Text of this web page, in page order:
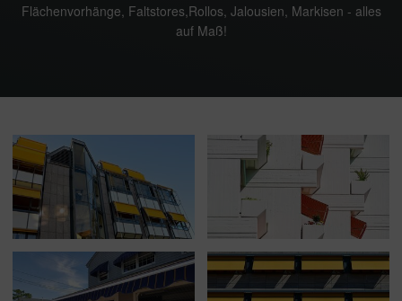
Flächenvorhänge, Faltstores,Rollos, Jalousien, Markisen - alles
auf Maß!